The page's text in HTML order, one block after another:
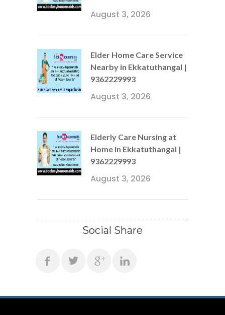
August 3, 2026
Elder Home Care Service
Nearby in Ekkatuthangal |
9362229993
August 3, 2026
Elderly Care Nursing at
Home in Ekkatuthangal |
9362229993
August 3, 2026
Social Share